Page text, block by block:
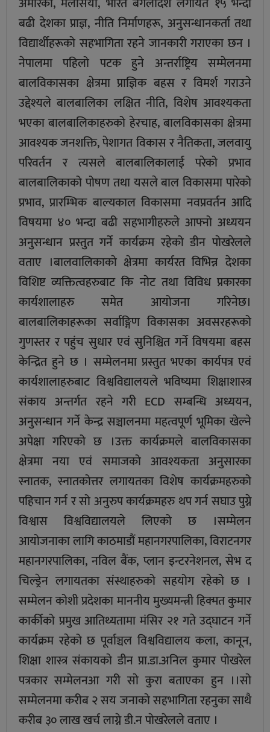
बढी देशका प्राज्ञ, नीति निर्माणहरू, अनुसन्धानकर्ता तथा
विद्यार्थीहरूको सहभागिता रहने जानकारी गराएका छन ।
नेपालमा पहिलो पटक हुने अन्तर्राष्ट्रिय सम्मेलनमा
बालविकासका क्षेत्रमा प्राज्ञिक बहस र विमर्श गराउने
उद्देश्यले बालबालिका लक्षित नीति, विशेष आवश्यकता
भएका बालबालिकाहरुको हेरचाह, बालविकासका क्षेत्रमा
आवश्यक जनशक्ति, पेशागत विकास र नैतिकता, जलवायु
परिवर्तन र त्यसले बालबालिकालाई परेको प्रभाव
बालबालिकाको पोषण तथा यसले बाल विकासमा पारेको
प्रभाव, प्रारम्भिक बाल्यकाल विकासमा नवप्रवर्तन आदि
विषयमा ४० भन्दा बढी सहभागीहरुले आफ्नो अध्ययन
अनुसन्धान प्रस्तुत गर्ने कार्यक्रम रहेको डीन पाेखरेलले
वताए ।बालवालिकाकाे क्षेत्रमा कार्यरत विभिन्न देशका
विशिष्ट व्यक्तित्वहरुबाट कि नाेट तथा विविध प्रकारका
कार्यशालाहरु समेत आयोजना गरिनेछ।
बालबालिकाहरूका सर्वाङ्गिण विकासका अवसरहरूको
गुणस्तर र पहुंच सुधार एवं सुनिश्चित गर्ने विषयमा बहस
केन्द्रित हुने छ । सम्मेलनमा प्रस्तुत भएका कार्यपत्र एवं
कार्यशालाहरुबाट विश्वविद्यालयले भविष्यमा शिक्षाशास्त्र
संकाय अन्तर्गत रहने गरी ECD सम्बन्धि अध्ययन,
अनुसन्धान गर्ने केन्द्र सञ्चालनमा महत्वपूर्ण भूमिका खेल्ने
अपेक्षा गरिएको छ ।उक्त कार्यक्रमले बालविकासका
क्षेत्रमा नया एवं समाजको आवश्यकता अनुसारका
स्नातक, स्नातकोत्तर लगायतका विशेष कार्यक्रमहरुको
पहिचान गर्न र सो अनुरुप कार्यक्रमहरु थप गर्न सघाउ पुग्ने
विश्वास विश्वविद्यालयले लिएको छ ।सम्मेलन
आयोजनाका लागि काठमाडौं महानगरपालिका, विराटनगर
महानगरपालिका, नविल बैंक, प्लान इन्टरनेशनल, सेभ द
चिल्ड्रेन लगायतका संस्थाहरुको सहयोग रहेको छ ।
सम्मेलन कोशी प्रदेशका माननीय मुख्यमन्त्री हिक्मत कुमार
कार्कीको प्रमुख आतिथ्यतामा मंसिर २१ गते उद्घाटन गर्ने
कार्यक्रम रहेको छ पूर्वाञ्चल विश्वविद्यालय कला, कानून,
शिक्षा शास्त्र संकायकाे डीन प्रा.डा.अनिल कुमार पोखरेल
पत्रकार सम्मेलनआ गरी साे कुरा बताएका हुन ।।साे
सम्मेलनमा करीब २ सय जनाकाे सहभागिता रहनुका साथै
करीब ३० लाख खर्च लाग्ने डी.न पाेखरेलले वताए ।